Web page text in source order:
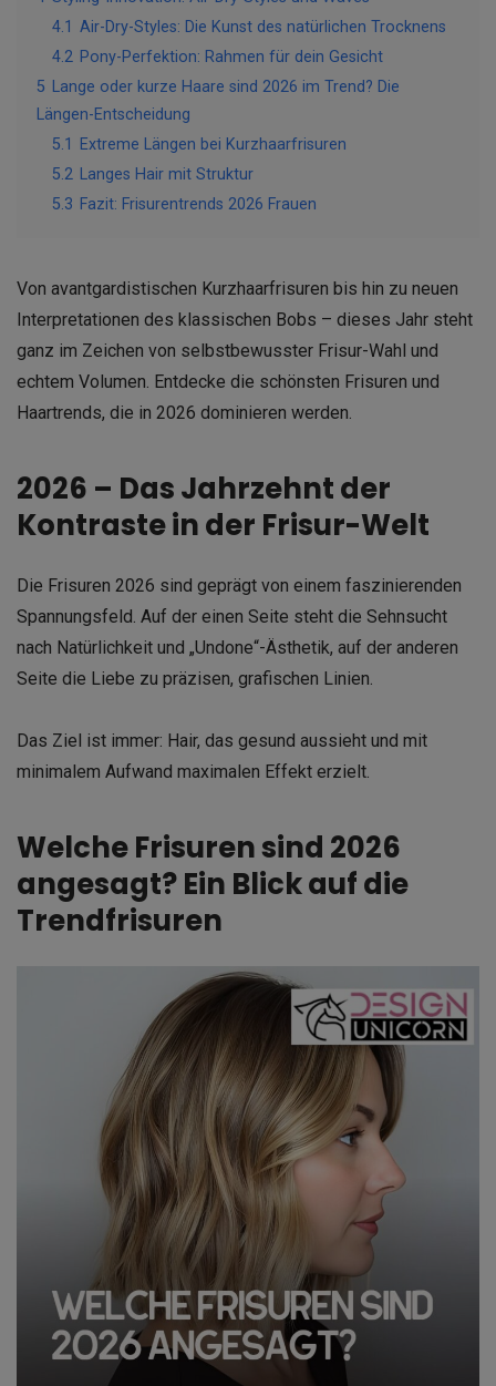
4.1 Air-Dry-Styles: Die Kunst des natürlichen Trocknens
4.2 Pony-Perfektion: Rahmen für dein Gesicht
5 Lange oder kurze Haare sind 2026 im Trend? Die
Längen-Entscheidung
5.1
Extreme Längen bei Kurzhaarfrisuren
5.2 Langes Hair mit Struktur
5.3 Fazit: Frisurentrends 2026 Frauen
Von avantgardistischen Kurzhaarfrisuren bis hin zu neuen
Interpretationen des klassischen Bobs – dieses Jahr steht
ganz im Zeichen von selbstbewusster Frisur-Wahl und
echtem Volumen. Entdecke die schönsten Frisuren und
Haartrends, die in 2026 dominieren werden.
2026 – Das Jahrzehnt der
Kontraste in der Frisur-Welt
Die Frisuren 2026 sind geprägt von einem faszinierenden
Spannungsfeld. Auf der einen Seite steht die Sehnsucht
nach Natürlichkeit und „Undone“-Ästhetik, auf der anderen
Seite die Liebe zu präzisen, grafischen Linien.
Das Ziel ist immer: Hair, das gesund aussieht und mit
minimalem Aufwand maximalen Effekt erzielt.
Welche Frisuren sind 2026
angesagt? Ein Blick auf die
Trendfrisuren